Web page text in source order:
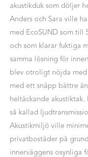
akustikduk som döljer
Anders och Sara ville
med EcoSUND som till
och som klarar fuktiga
samma lösning för
blev otroligt nöjda
med ett snäpp bättre
heltäckande
så kallad
Akustikmiljö ville
privatbostäder på
innerväggens osynliga